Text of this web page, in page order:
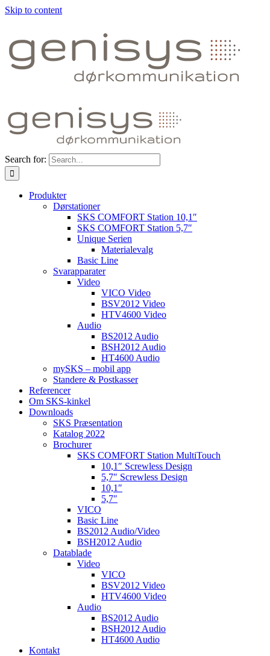
Skip to content
Search for:
Produkter
Dørstationer
SKS COMFORT Station 10,1″
SKS COMFORT Station 5,7″
Unique Serien
Materialevalg
Basic Line
Svarapparater
Video
VICO Video
BSV2012 Video
HTV4600 Video
Audio
BS2012 Audio
BSH2012 Audio
HT4600 Audio
mySKS – mobil app
Standere & Postkasser
Referencer
Om SKS-kinkel
Downloads
SKS Præsentation
Katalog 2022
Brochurer
SKS COMFORT Station MultiTouch
10,1″ Screwless Design
5,7″ Screwless Design
10,1″
5,7″
VICO
Basic Line
BS2012 Audio/Video
BSH2012 Audio
Datablade
Video
VICO
BSV2012 Video
HTV4600 Video
Audio
BS2012 Audio
BSH2012 Audio
HT4600 Audio
Kontakt